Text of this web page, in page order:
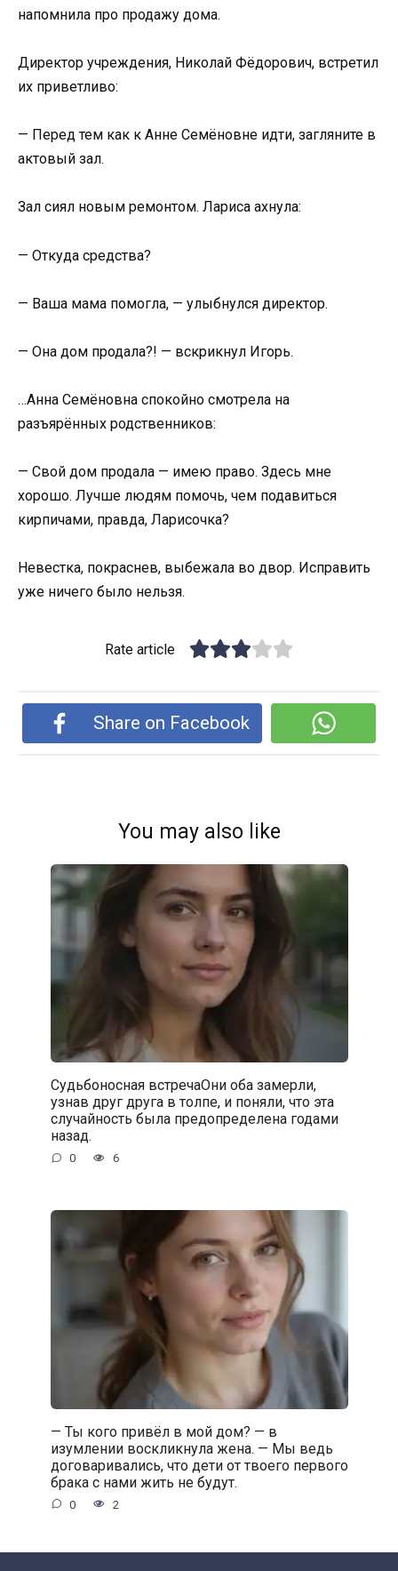
напомнила про продажу дома.
Директор учреждения, Николай Фёдорович, встретил
их приветливо:
— Перед тем как к Анне Семёновне идти, загляните в
актовый зал.
Зал сиял новым ремонтом. Лариса ахнула:
— Откуда средства?
— Ваша мама помогла, — улыбнулся директор.
— Она дом продала?! — вскрикнул Игорь.
…Анна Семёновна спокойно смотрела на
разъярённых родственников:
— Свой дом продала — имею право. Здесь мне
хорошо. Лучше людям помочь, чем подавиться
кирпичами, правда, Ларисочка?
Невестка, покраснев, выбежала во двор. Исправить
уже ничего было нельзя.
Rate article
Share on Facebook
You may also like
Судьбоносная встречаОни оба замерли,
узнав друг друга в толпе, и поняли, что эта
случайность была предопределена годами
назад.
0 6
— Ты кого привёл в мой дом? — в
изумлении воскликнула жена. — Мы ведь
договаривались, что дети от твоего первого
брака с нами жить не будут.
0 2